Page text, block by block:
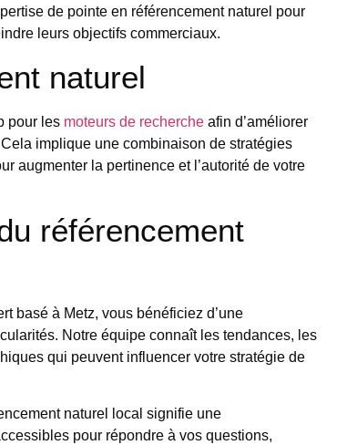
de pointe en référencement naturel pour
leurs objectifs commerciaux.
naturel
pour les moteurs de recherche afin d’améliorer
implique une combinaison de stratégies
augmenter la pertinence et l’autorité de votre
référencement
basé à Metz, vous bénéficiez d’une
Notre équipe connaît les tendances, les
qui peuvent influencer votre stratégie de
naturel local signifie une
pour répondre à vos questions,